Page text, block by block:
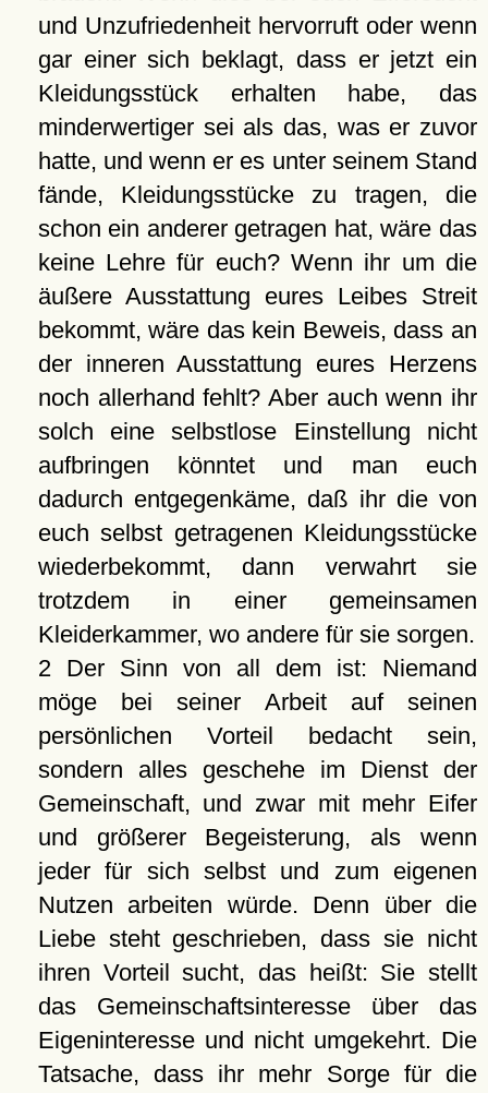
und Unzufriedenheit hervorruft oder wenn
gar einer sich beklagt, dass er jetzt ein
Kleidungsstück erhalten habe, das
minderwertiger sei als das, was er zuvor
hatte, und wenn er es unter seinem Stand
fände, Kleidungsstücke zu tragen, die
schon ein anderer getragen hat, wäre das
keine Lehre für euch? Wenn ihr um die
äußere Ausstattung eures Leibes Streit
bekommt, wäre das kein Beweis, dass an
der inneren Ausstattung eures Herzens
noch allerhand fehlt? Aber auch wenn ihr
solch eine selbstlose Einstellung nicht
aufbringen könntet und man euch
dadurch entgegenkäme, daß ihr die von
euch selbst getragenen Kleidungsstücke
wiederbekommt, dann verwahrt sie
trotzdem in einer gemeinsamen
Kleiderkammer, wo andere für sie sorgen.
2 Der Sinn von all dem ist: Niemand
möge bei seiner Arbeit auf seinen
persönlichen Vorteil bedacht sein,
sondern alles geschehe im Dienst der
Gemeinschaft, und zwar mit mehr Eifer
und größerer Begeisterung, als wenn
jeder für sich selbst und zum eigenen
Nutzen arbeiten würde. Denn über die
Liebe steht geschrieben, dass sie nicht
ihren Vorteil sucht, das heißt: Sie stellt
das Gemeinschaftsinteresse über das
Eigeninteresse und nicht umgekehrt. Die
Tatsache, dass ihr mehr Sorge für die